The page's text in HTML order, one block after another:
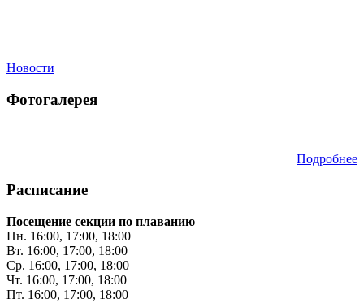
Новости
Фотогалерея
Подробнее
Расписание
Посещение секции по плаванию
Пн. 16:00, 17:00, 18:00
Вт. 16:00, 17:00, 18:00
Ср. 16:00, 17:00, 18:00
Чт. 16:00, 17:00, 18:00
Пт. 16:00, 17:00, 18:00